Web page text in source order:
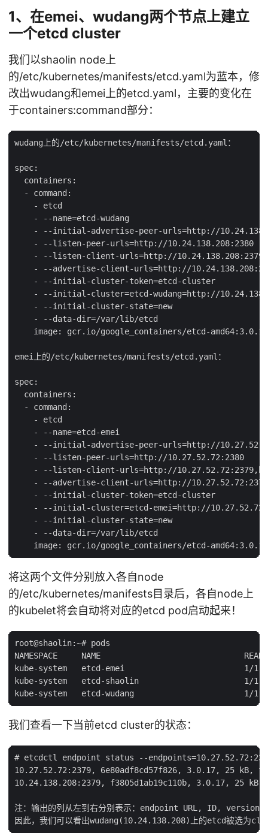
1、在emei、wudang两个节点上建立
一个etcd cluster
我们以shaolin node上
的/etc/kubernetes/manifests/etcd.yaml为蓝本，修
改出wudang和emei上的etcd.yaml，主要的变化在
于containers:command部分：
wudang上的/etc/kubernetes/manifests/etcd.yaml：
spec:
  containers:
  - command:
    - etcd
    - --name=etcd-wudang
- --initial-advertise-peer-urls=http://
    - --listen-peer-urls=http://10.24.138.208:2380
- --listen-client-urls=http://
- --advertise-client-urls=http://
    - --initial-cluster-token=etcd-cluster
- --initial-cluster=etcd-wudang=http://
    - --initial-cluster-state=new
    - --data-dir=/var/lib/etcd
    image: gcr.io/google_containers/etcd-amd64:3.0.17
emei上的/etc/kubernetes/manifests/etcd.yaml：
spec:
  containers:
  - command:
    - etcd
    - --name=etcd-emei
- --initial-advertise-peer-urls=http://
    - --listen-peer-urls=http://10.27.52.72:2380
- --listen-client-urls=http://
    - --advertise-client-urls=http://10.27.52.72:2379
    - --initial-cluster-token=etcd-cluster
- --initial-cluster=etcd-emei=http://
    - --initial-cluster-state=new
    - --data-dir=/var/lib/etcd
将这两个文件分别放入各自node
的/etc/kubernetes/manifests目录后，各自node上
的kubelet将会自动将对应的etcd pod启动起来！
root@shaolin:~# pods
NAMESPACE     NAME
kube-system   etcd-emei                         1/1
kube-system   etcd-shaolin                      1/1
我们查看一下当前etcd cluster的状态：
# etcdctl endpoint status --
10.27.52.72:2379, 6e80adf8cd57f826, 3.0.17, 25 kB,
10.24.138.208:2379, f3805d1ab19c110b, 3.0.17, 25
注：输出的列从左到右分别表示：endpoint URL, ID,